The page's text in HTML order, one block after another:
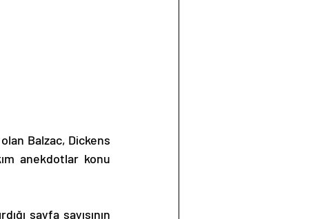
anekdotlar konu